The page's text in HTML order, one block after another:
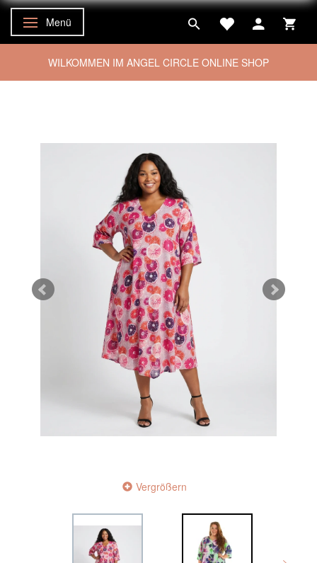
Anzeige ändern
Menü
WILKOMMEN IM ANGEL CIRCLE ONLINE SHOP
Vergrößern